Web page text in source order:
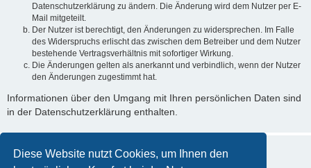
Diese Website nutzt Cookies, um Ihnen den
Datenschutzerklärung zu ändern. Die Änderung wird dem Nutzer per E-
Mail mitgeteilt.
Der Nutzer ist berechtigt, den Änderungen zu widersprechen. Im Falle
des Widerspruchs erlischt das zwischen dem Betreiber und dem Nutzer
bestehende Vertragsverhältnis mit sofortiger Wirkung.
Die Änderungen gelten als anerkannt und verbindlich, wenn der Nutzer
den Änderungen zugestimmt hat.
Informationen über den Umgang mit Ihren persönlichen Daten sind
in der Datenschutzerklärung enthalten.